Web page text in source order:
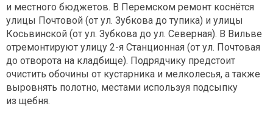
и местного бюджетов. В Перемском ремонт коснётся
улицы Почтовой (от ул. Зубкова до тупика) и улицы
Косьвинской (от ул. Зубкова до ул. Северная). В Вильве
отремонтируют улицу 2-я Станционная (от ул. Почтовая
до отворота на кладбище). Подрядчику предстоит
очистить обочины от кустарника и мелколесья, а также
выровнять полотно, местами используя подсыпку
из щебня.